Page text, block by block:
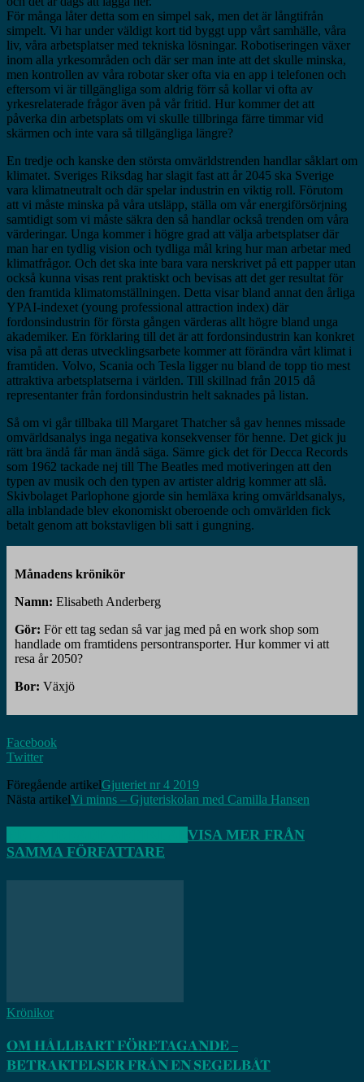
För många låter detta som en simpel sak, men det är långtifrån
simpelt. Vi har under väldigt kort tid byggt upp vårt samhälle, våra
liv, våra arbetsplatser med tekniska lösningar. Robotiseringen växer
inom alla yrkesområden och där ser man inte att det skulle minska,
men kontrollen av våra robotar sker ofta via en app i telefonen och
eftersom vi är tillgängliga som aldrig förr så kollar vi ofta av
yrkesrelaterade frågor även på vår fritid. Hur kommer det att
påverka din arbetsplats om vi skulle tillbringa färre timmar vid
skärmen och inte vara så tillgängliga längre?
En tredje och kanske den största omvärldstrenden handlar såklart om
klimatet. Sveriges Riksdag har slagit fast att år 2045 ska Sverige
vara klimatneutralt och där spelar industrin en viktig roll. Förutom
att vi måste minska på våra utsläpp, ställa om vår energiförsörjning
samtidigt som vi måste säkra den så handlar också trenden om våra
värderingar. Unga kommer i högre grad att välja arbetsplatser där
man har en tydlig vision och tydliga mål kring hur man arbetar med
klimatfrågor. Och det ska inte bara vara nerskrivet på ett papper utan
också kunna visas rent praktiskt och bevisas att det ger resultat för
den framtida klimatomställningen. Detta visar bland annat den årliga
YPAI-indexet (young professional attraction index) där
fordonsindustrin för första gången värderas allt högre bland unga
akademiker. En förklaring till det är att fordonsindustrin kan konkret
visa på att deras utvecklingsarbete kommer att förändra vårt klimat i
framtiden. Volvo, Scania och Tesla ligger nu bland de topp tio mest
attraktiva arbetsplatserna i världen. Till skillnad från 2015 då
representanter från fordonsindustrin helt saknades på listan.
Så om vi går tillbaka till Margaret Thatcher så gav hennes missade
omvärldsanalys inga negativa konsekvenser för henne. Det gick ju
rätt bra ändå får man ändå säga. Sämre gick det för Decca Records
som 1962 tackade nej till The Beatles med motiveringen att den
typen av musik och den typen av artister aldrig kommer att slå.
Skivbolaget Parlophone gjorde sin hemläxa kring omvärldsanalys,
alla inblandade blev ekonomiskt oberoende och omvärlden fick
betalt genom att bokstavligen bli satt i gungning.
Månadens krönikör
Namn: Elisabeth Anderberg
Gör: För ett tag sedan så var jag med på en work shop som
handlade om framtidens persontransporter. Hur kommer vi att
resa år 2050?
Bor: Växjö
Facebook
Twitter
Föregående artikelGjuteriet nr 4 2019
Nästa artikelVi minns – Gjuteriskolan med Camilla Hansen
VISA MER FRÅN
SAMMA FÖRFATTARE
Krönikor
OM HÅLLBART FÖRETAGANDE –
BETRAKTELSER FRÅN EN SEGELBÅT